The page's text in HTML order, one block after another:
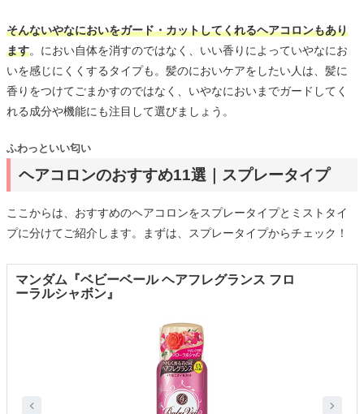
そんないやなにおいをガード・カットしてくれるヘアコロンもあり
ます。におい自体を消すのではなく、いい香りによっていやなにお
いを感じにくくするタイプも。髪のにおいケアをしたい人は、髪に
香りをつけてごまかすのではなく、いやなにおいまでガードしてく
れる成分や機能にも注目して選びましょう。
ヘアコロンのおすすめ11選｜スプレータイプ
ふわっといい匂い
ここからは、おすすめのヘアコロンをスプレータイプとミストタイ
プに分けてご紹介します。まずは、スプレータイプからチェック！
マンダム『ベビーベール ヘアフレグランス フロ
ーラルシャボン』